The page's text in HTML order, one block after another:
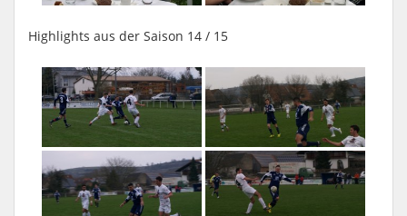
Highlights aus der Saison 14 / 15